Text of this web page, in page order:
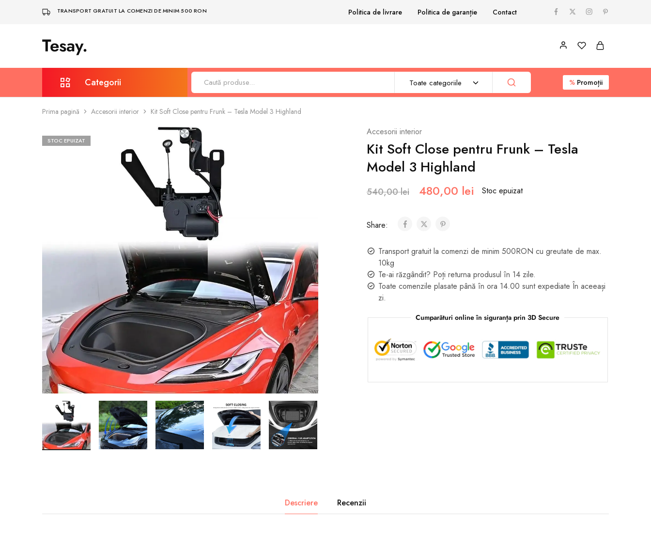
TRANSPORT GRATUIT LA COMENZI DE MINIM 500 RON Politica de livrare Politica de garanție Contact
Tesay.
Tesay
Premium Categorii
Protecție și întreținere
Covorașe auto
Depozitare & Organizare
Apărătoare de noroi
Accesorii exterior
Capace roţi
Suport telefon și tabletă
Idei de cadouri
Toate categoriile % Promoții
Prima pagină Accesorii interior Kit Soft Close pentru Frunk – Tesla Model 3 Highland
STOC EPUIZAT
Accesorii interior
Kit Soft Close pentru Frunk – Tesla
Model 3 Highland
540,00lei 480,00 lei Stoc epuizat
Share:
Transport gratuit la comenzi de minim 500RON cu greutate de max.
10kg
Te-ai răzgândit? Poți returna produsul în 14 zile.
Toate comenzile plasate până în ora 14.00 sunt expediate În aceeași
zi.
Cumparături online în siguranța prin 3D Secure
Descriere Recenzii